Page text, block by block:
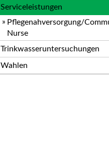
Serviceleistungen
Pflegenahversorgung/
Nurse
Trinkwasseruntersuchungen
Wahlen